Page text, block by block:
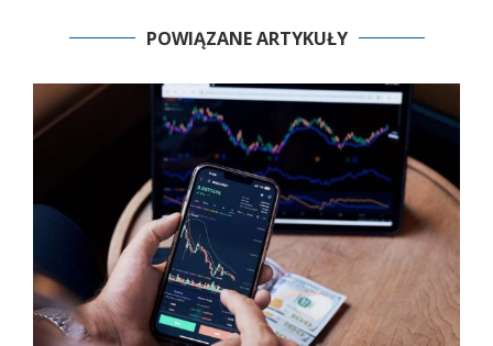
POWIĄZANE ARTYKUŁY